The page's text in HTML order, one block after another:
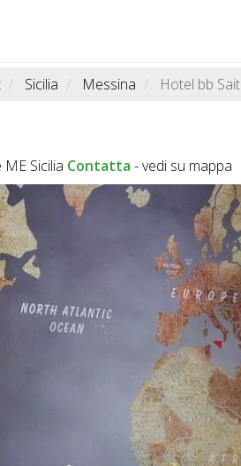
Sicilia Messina Hotel bb Sait
Sicilia Contatta -vedi su mappa